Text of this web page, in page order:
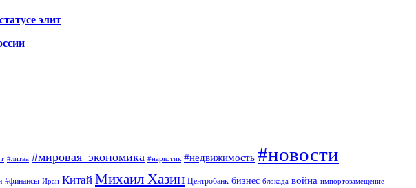
элит
#литва #мировая_экономика #наркотик #недвижимость #новости
#финансы Иран Китай Михаил Хазин Центробанк бизнес блокада война импортозамещение